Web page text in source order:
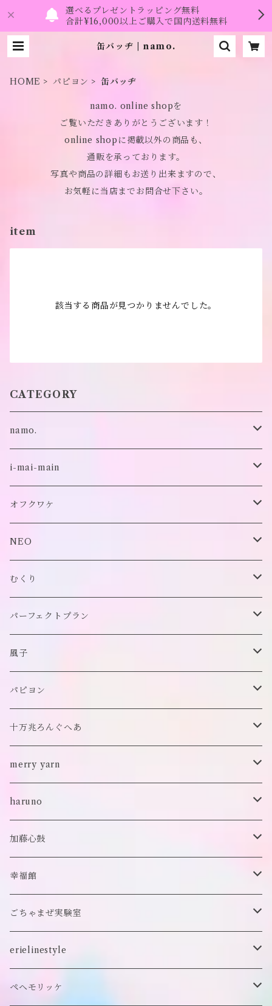
選べるプレゼントラッピング無料
合計¥16,000以上ご購入で国内送料無料
缶バッヂ | namo.
HOME パピヨン 缶バッヂ
namo. online shopを
ご覧いただきありがとうございます！
online shopに掲載以外の商品も、
通販を承っております。
写真や商品の詳細もお送り出来ますので、
お気軽に当店までお問合せ下さい。
item
該当する商品が見つかりませんでした。
CATEGORY
namo.
古着
オリジナル
i-mai-main
ビスチェ
付け襟
帽子
スヌード
チョーカー/ネックレス
バッグ
バブーシュカ
ポンチョ
オフクワケ
トップス
アウター
付け襟
bag/巾着
パンツ
ヘアアクセサリー
雑貨
キッズ
NEO
財布
ポーチ
bag/巾着
ピアス/イヤリング
イヤカフ
チョーカー
ヘアバレッタ
付け襟
カードケース
むくり
リング
ピアス/イヤリング
ブローチ
刺繍キャップ
ロンT
Tシャツ
キーホルダー
ぬいぐるみ
クッション
パーフェクトプラン
ワンピース
トップス
アウター
パンツ
スカート
シューズ/サンダル
セットアップ
風子
ぬいぐるみ
刺繍ポーチ
ブローチ
パピヨン
ぬいぐるみ
ぬいぐるみブローチ
ぬいぐるみリング
ぬいぐるみ鏡
ぬいぐるみキーホルダー
ぬいぐるみマフラー
ステッカー
ぬいぐるみヘアピン
十万兆ろんぐへあ
ブローチ
マフラー
merry yarn
帽子
haruno
ヘアゴム
靴下
キーホルダー
加藤心鼓
ロンT
幸福館
トレーナー
ロンT
CAP
ごちゃまぜ実験室
バッグ
アクセサリー
erielinestyle
ピアス/イヤリング
ペヘモリッケ